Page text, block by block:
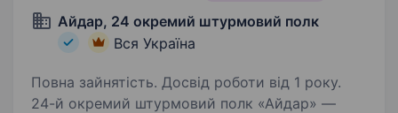
Айдар, 24 окремий штурмовий полк
Вся Україна
Повна зайнятість. Досвід роботи від 1 року.
24-й окремий штурмовий полк «Айдар» —